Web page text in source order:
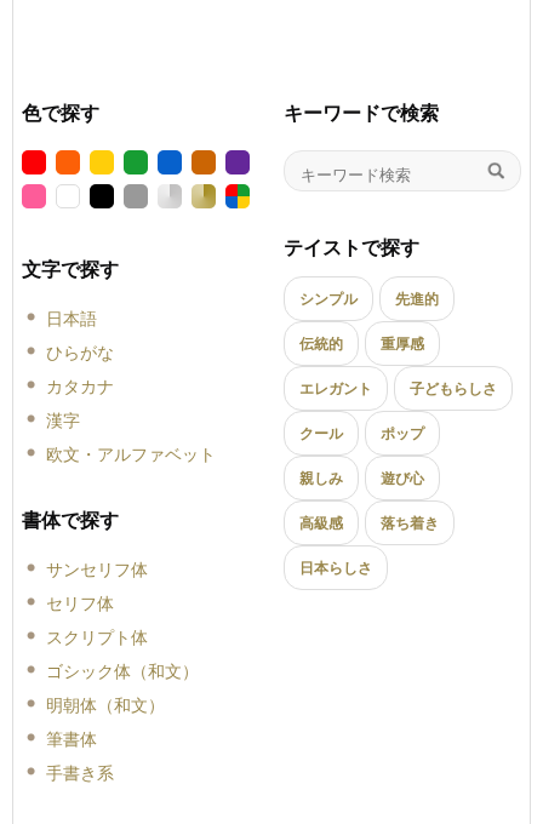
色で探す
文字で探す
日本語
ひらがな
カタカナ
漢字
欧文・アルファベット
書体で探す
サンセリフ体
セリフ体
スクリプト体
ゴシック体（和文）
明朝体（和文）
筆書体
手書き系
キーワードで検索
テイストで探す
シンプル 先進的
伝統的 重厚感
エレガント 子どもらしさ
クール ポップ
親しみ 遊び心
高級感 落ち着き
日本らしさ